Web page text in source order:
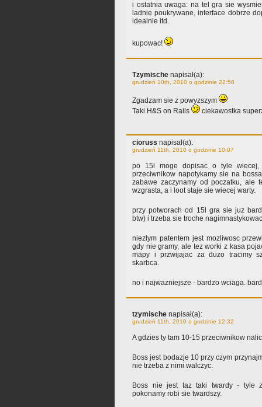
i ostatnia uwaga: na tel gra sie
ladnie poukrywane, interface dobrze
idealnie itd.
kupowac!
Tzymische napisał(a):
grudzień 10th, 2010 o godzinie 22:58
Zgadzam sie z powyzszym
Taki H&S on Rails
ciekawostka
cioruss napisał(a):
grudzień 11th, 2010 o godzinie 10:07
po 15l moge dopisac o tyle
przeciwnikow napotykamy sie na
zabawe zaczynamy od poczatku, ale
wzgrasta, a i loot staje sie wiecej warty.
przy potworach od 15l gra sie juz
btw) i trzeba sie troche
niezlym patentem jest mozliwosc
gdy nie gramy, ale tez worki z kasa
mapy i przwijajac za duzo tracimy
skarbca.
no i najwazniejsze - bardzo wciaga.
tzymische napisał(a):
grudzień 11th, 2010 o godzinie 12:32
A gdzies ty tam 10-15 przeciwnikow
Boss jest bodazje 10 przy czym
nie trzeba z nimi walczyc.
Boss nie jest taz taki twardy - tyle
pokonamy robi sie twardszy.